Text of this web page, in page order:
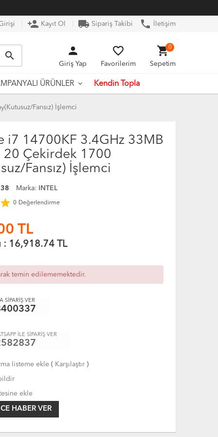
person_add Kayıt Ol local_shipping Sipariş Takibi phone İletişim
search person
Giriş Yap
favorite_border
Favorilerim
shopping_cart
Sepetim
0
ÜRÜNLER Kendin Topla
Fansız) İşlemci
i7 14700KF 3.4GHz 33MB
Çekirdek 1700
Fansız) İşlemci
Marka: INTEL
0 Değerlendirme
TL
: 16,918.74TL
temin edilememektedir.
SİPARİŞ VER
İLE SİPARİŞ VER
listeme ekle( Karşılaştır)
ekle
HABER VER